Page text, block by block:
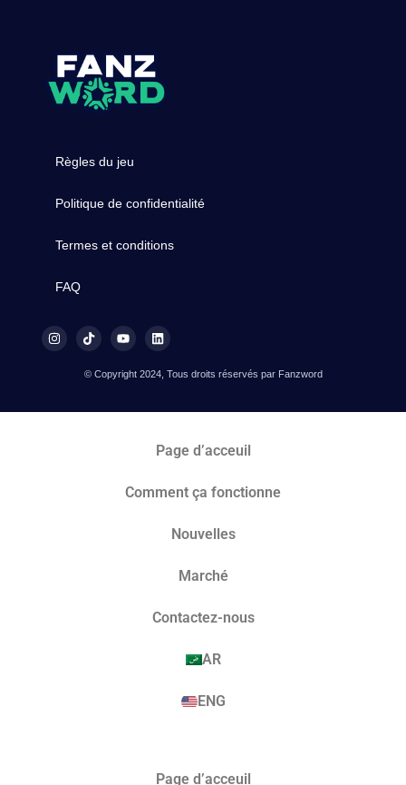
Règles du jeu
Politique de confidentialité
Termes et conditions
FAQ
© Copyright 2024, Tous droits réservés par Fanzword
Page d’acceuil
Comment ça fonctionne
Nouvelles
Marché​
Contactez-nous
AR
ENG
Page d’acceuil